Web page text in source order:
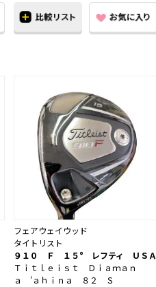
フェアウェイウッド
タイトリスト
９１０ Ｆ １５° レフティ ＵＳＡ
Ｔｉｔｌｅｉｓｔ Ｄｉａｍａｎ
ａ ’ａｈｉｎａ ８２ Ｓ